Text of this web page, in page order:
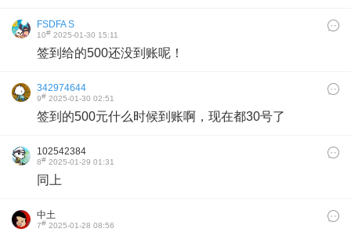
FSDFA S
10# 2025-01-30 15:11
签到给的500还没到账呢！
342974644
9# 2025-01-30 02:51
签到的500元什么时候到账啊，现在都30号了
102542384
8# 2025-01-29 01:31
同上
中土
7# 2025-01-28 08:56